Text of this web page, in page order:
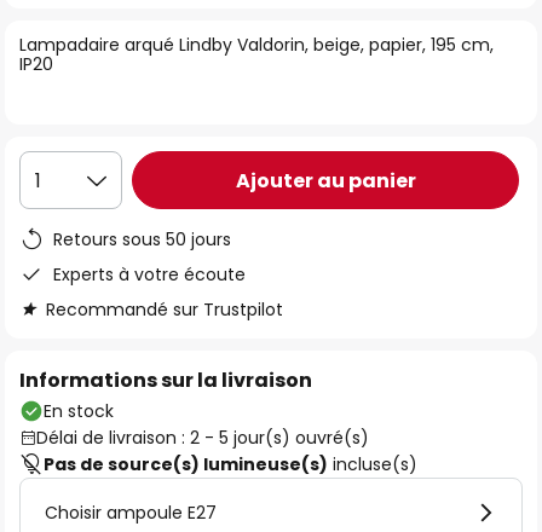
the
images
Lampadaire arqué Lindby Valdorin, beige, papier, 195 cm,
IP20
1 Ajouter au panier
Retours sous 50 jours
Experts à votre écoute
Recommandé sur Trustpilot
Informations sur la livraison
En stock
Délai de livraison : 2 - 5 jour(s) ouvré(s)
Pas de source(s) lumineuse(s) incluse(s)
Choisir ampoule E27